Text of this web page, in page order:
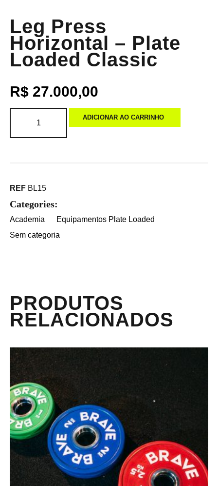
Leg Press
Horizontal – Plate
Loaded Classic
R$ 27.000,00
ADICIONAR AO CARRINHO
REF BL15
Categories:
Academia
Equipamentos Plate Loaded
Sem categoria
PRODUTOS
RELACIONADOS